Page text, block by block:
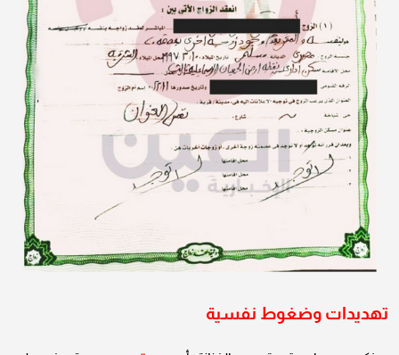
تهديدات وضغوط نفسية